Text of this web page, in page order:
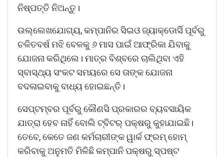
ନିଷ୍ପତ୍ତି ନିଅନ୍ତୁ।
ଉଲ୍ଲେଖଯୋଗ୍ୟ, କମ୍ପାନିର ସିଇଓ ଜ୍ୟାକ୍‌ଡୋର୍ସି ପୂର୍ବରୁ
ଚଳିତବର୍ଷ ମଝି ବେଳକୁ ୬ ମାସ ପାଇଁ ଆଫ୍ରିକା ଯିବାକୁ
ଯୋଜନା କରିଥିଲେ। ମାତ୍ର ବିଶ୍ବରେ ଚାଲିଥିବା ଏହି
ସ୍ବାସ୍ଥ୍ୟ ସଂକଟ ସମୟରେ ସେ ତାଙ୍କ ଯୋଜନା
ବଦଳାଇବାକୁ ବାଧ୍ୟ ହୋଇଛନ୍ତି।
ସେପ୍ଟମ୍ବର ପୂର୍ବରୁ କୌଣସି ପ୍ରକାରର ବ୍ୟବସାୟିକ
ଯାତ୍ରା ହେବ ନାହିଁ ବୋଲି ଟ୍ବିଟର୍‌ ପକ୍ଷରୁ କୁହାଯାଇଛି।
ତେବେ, କେତେ ଜଣ କର୍ମଚାରୀଙ୍କ ୱାର୍କ ଫ୍ରମ୍‌ ହୋମ୍‌
କରିବାକୁ ଅନୁମତି ମିଳିଛି କମ୍ପାନି ପକ୍ଷରୁ ସ୍ପଷ୍ଟ